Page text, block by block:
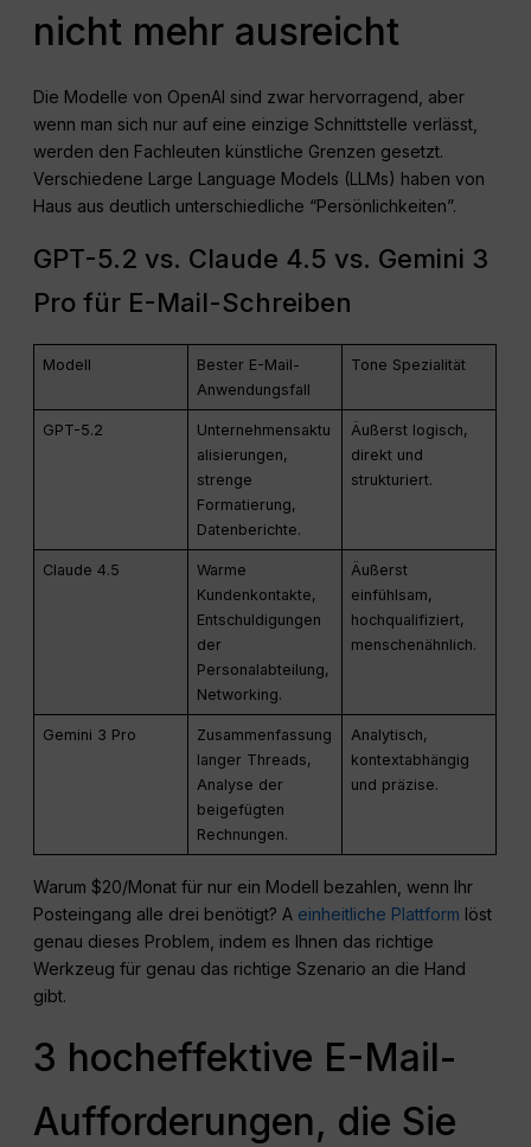
nicht mehr ausreicht
Die Modelle von OpenAI sind zwar hervorragend, aber
wenn man sich nur auf eine einzige Schnittstelle verlässt,
werden den Fachleuten künstliche Grenzen gesetzt.
Verschiedene Large Language Models (LLMs) haben von
Haus aus deutlich unterschiedliche “Persönlichkeiten”.
GPT-5.2 vs. Claude 4.5 vs. Gemini 3
Pro für E-Mail-Schreiben
Modell
Bester E-Mail-
Anwendungsfall
Tone Spezialität
GPT-5.2
Unternehmensaktu
alisierungen,
strenge
Formatierung,
Datenberichte.
Äußerst logisch,
direkt und
strukturiert.
Claude 4.5
Warme
Kundenkontakte,
Entschuldigungen
der
Personalabteilung,
Networking.
Äußerst
einfühlsam,
hochqualifiziert,
menschenähnlich.
Gemini 3 Pro
Zusammenfassung
langer Threads,
Analyse der
beigefügten
Rechnungen.
Analytisch,
kontextabhängig
und präzise.
Warum $20/Monat für nur ein Modell bezahlen, wenn Ihr
Posteingang alle drei benötigt? A einheitliche Plattform löst
genau dieses Problem, indem es Ihnen das richtige
Werkzeug für genau das richtige Szenario an die Hand
gibt.
3 hocheffektive E-Mail-
Aufforderungen, die Sie